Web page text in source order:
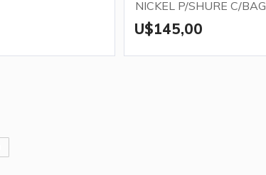
NICKEL P/SHURE C/BAG
U$145,00